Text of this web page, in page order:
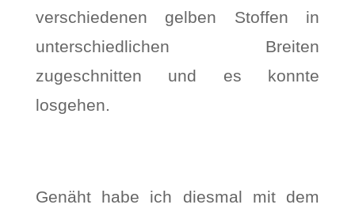
verschiedenen gelben Stoffen in
unterschiedlichen Breiten
zugeschnitten und es konnte
losgehen.
Genäht habe ich diesmal mit dem